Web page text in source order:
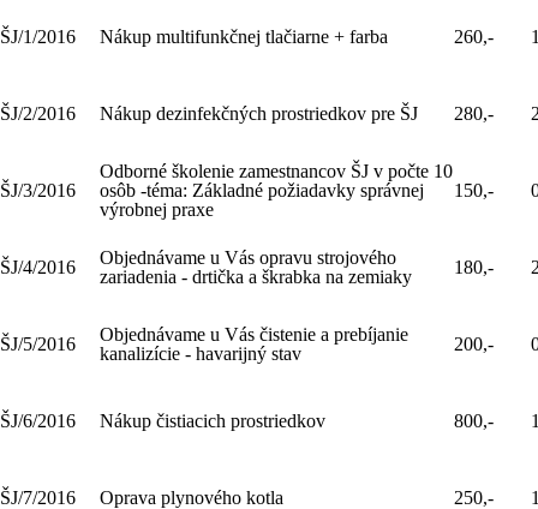
ŠJ/1/2016 Nákup multifunkčnej tlačiarne + farba 260,-
ŠJ/2/2016 Nákup dezinfekčných prostriedkov pre ŠJ 280,-
ŠJ/3/2016
Odborné školenie zamestnancov ŠJ v počte 10
osôb -téma: Základné požiadavky správnej
výrobnej praxe
150,-
ŠJ/4/2016
Objednávame u Vás opravu strojového
zariadenia - drtička a škrabka na zemiaky
180,-
ŠJ/5/2016
Objednávame u Vás čistenie a prebíjanie
kanalizície - havarijný stav
200,-
ŠJ/6/2016 Nákup čistiacich prostriedkov 800,-
ŠJ/7/2016 Oprava plynového kotla 250,-